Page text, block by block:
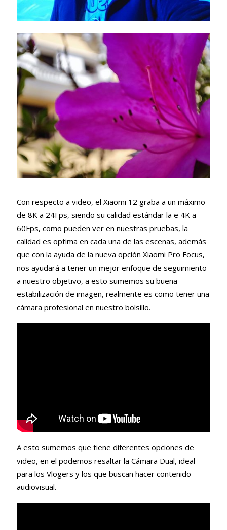
Con respecto a video, el Xiaomi 12 graba a un máximo
de 8K a 24Fps, siendo su calidad estándar la e 4K a
60Fps, como pueden ver en nuestras pruebas, la
calidad es optima en cada una de las escenas, además
que con la ayuda de la nueva opción Xiaomi Pro Focus,
nos ayudará a tener un mejor enfoque de seguimiento
a nuestro objetivo, a esto sumemos su buena
estabilización de imagen, realmente es como tener una
cámara profesional en nuestro bolsillo.
A esto sumemos que tiene diferentes opciones de
video, en el podemos resaltar la Cámara Dual, ideal
para los Vlogers y los que buscan hacer contenido
audiovisual.